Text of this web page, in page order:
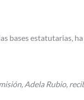
bases estatutarias,
Adela Rubio,